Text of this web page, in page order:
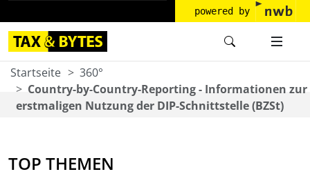
powered by
Startseite
360°
Country-by-Country-Reporting - Informationen zur
erstmaligen Nutzung der DIP-Schnittstelle (BZSt)
TOP THEMEN